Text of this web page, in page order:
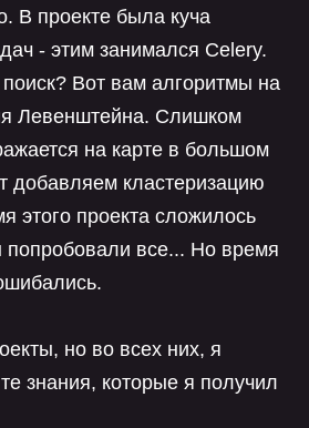
В проекте была куча
- этим занимался Celery.
поиск? Вот вам алгоритмы на
Левенштейна. Слишком
на карте в большом
добавляем кластеризацию
этого проекта сложилось
все... Но время
но во всех них, я
знания, которые я получил